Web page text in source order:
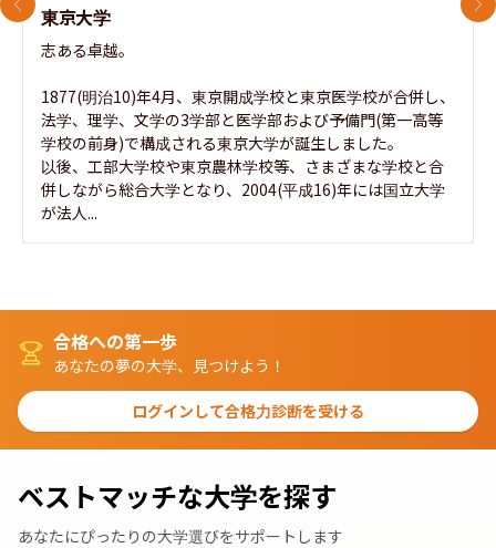
東京大学
志ある卓越。
1877(明治10)年4月、東京開成学校と東京医学校が合併し、
法学、理学、文学の3学部と医学部および予備門(第一高等
学校の前身)で構成される東京大学が誕生しました。
以後、工部大学校や東京農林学校等、さまざまな学校と合
併しながら総合大学となり、2004(平成16)年には国立大学
が法人...
前のスライド 次
合格への第一歩
あなたの夢の大学、見つけよう！
ログインして合格力診断を受ける
ベストマッチな大学を探す
あなたにぴったりの大学選びをサポートします